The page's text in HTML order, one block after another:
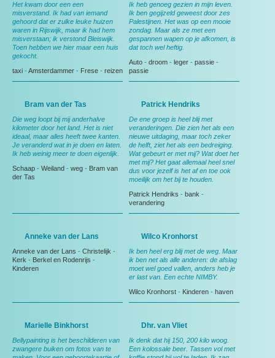
Het kwam door een een
misverstand. Ik had van iemand
gehoord dat er zulke leuke huizen
waren in Rijswijk, maar ik had hem
misverstaan; ik verstond Bleiswijk.
Toen hebben we hier maar een huis
gekocht.
taxi - Amsterdammer - Frese - reizen
Ik heb genoeg gezien in mijn leven.
Ik ben gegijzeld geweest door zes
Palestijnen. Het was op een mooie
zondag. Maar als ze met een
gespannen wapen op je afkomen, is
dat toch wel heftig.
Auto - droom - leger - passie -
passie
Bram van der Tas
Die weg loopt bij mij anderhalve
kilometer door het land. Het is niet
ideaal, maar alles heeft twee kanten.
Je veranderd wat in je doen en laten.
Ik heb weinig meer te doen eigenlijk.
Schaap - Weiland - weg - Bram van
der Tas
Patrick Hendriks
De ene groep is heel blij met
veranderingen. Die zien het als een
nieuwe uitdaging, maar toch zeker
de helft, ziet het als een bedreiging.
Wat gebeurt er met mij? Wat doet het
met mij? Het gaat allemaal heel snel
dus voor jezelf is het af en toe ook
moeilijk om het bij te houden.
Patrick Hendriks - bank -
verandering
Anneke van der Lans
Anneke van der Lans - Christelijk -
Kerk - Berkel en Rodenrijs -
Kinderen
Wilco Kronhorst
Ik ben heel erg blij met de weg. Maar
ik ben net als alle anderen: de afslag
moet wel goed vallen, anders heb je
er last van. Een echte NIMBY.
Wilco Kronhorst - Kinderen - haven
Marielle Binkhorst
Bellypainting is het beschilderen van
zwangere buiken om fotos van te
Dhr. van Vliet
Ik denk dat hij 150, 200 kilo woog.
Een kolossale beer. Tassen vol met